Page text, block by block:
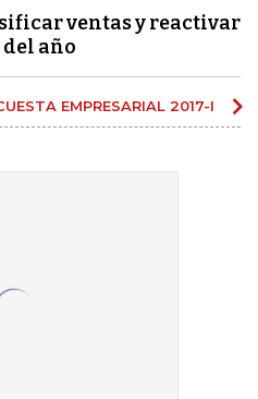
ventas y reactivar
año
EMPRESARIAL 2017-I